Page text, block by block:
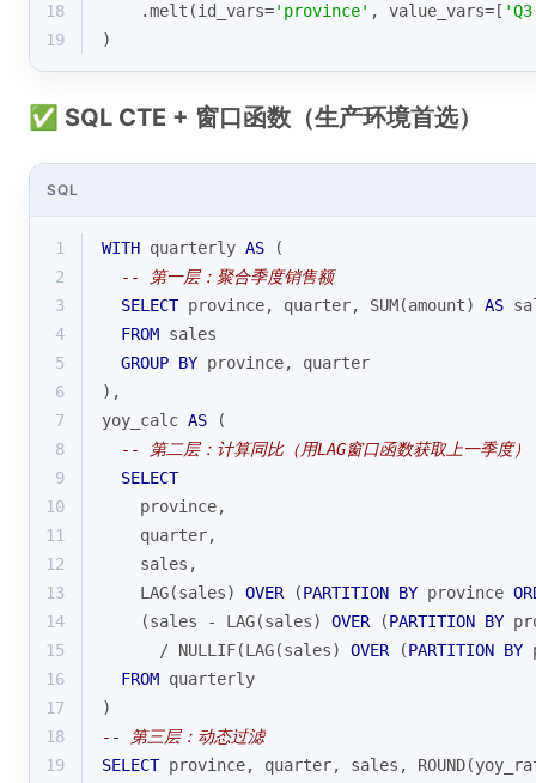
18
    .melt(id_vars=
'province' , value_vars=[
19
)
✅ SQL CTE + 窗口函数（生产环境首选）
SQL
1 WITH quarterly AS (
2
-- 第一层：聚合季度销售额
3
SELECT province, quarter, SUM(amount) AS
4
FROM sales
5
GROUP BY province, quarter
6
),
7
yoy_calc AS (
8
-- 第二层：计算同比（用LAG窗口函数获取上一季度）
9
SELECT
10
    province,
11
    quarter,
12
    sales,
13
LAG(sales) OVER (PARTITION BY province
14
    (sales
- LAG(sales) OVER (PARTITION BY
15
/ NULLIF(LAG(sales) OVER (PARTITION BY
16
FROM quarterly
17
)
18
-- 第三层：动态过滤
19
SELECT province, quarter, sales,